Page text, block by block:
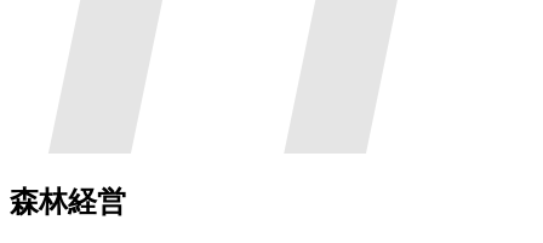
森林経営